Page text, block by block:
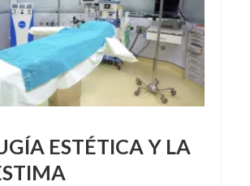
ESTÉTICA Y LA